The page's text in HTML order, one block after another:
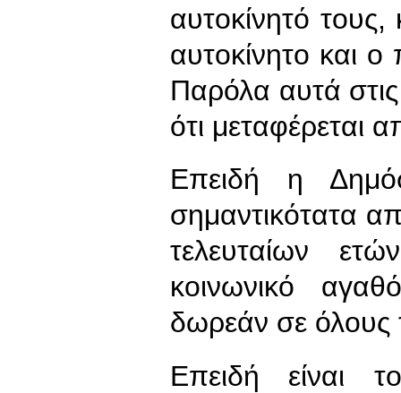
αυτοκίνητό
αυτοκίνητο και
Παρόλα αυτά στις
ότι μεταφέρεται
Επειδή η
σημαντικότατα
τελευταίων
κοινωνικό
δωρεάν σε όλους
Επειδή είναι